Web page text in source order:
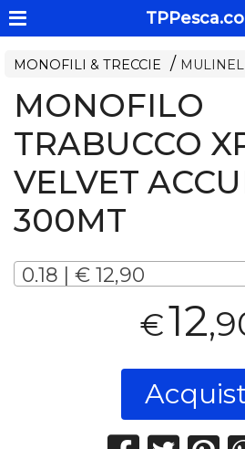
MONOFILI & TRECCIE
MONOFILO
TRABUCCO
VELVET
300MT
0.18 | € 12,90
€12